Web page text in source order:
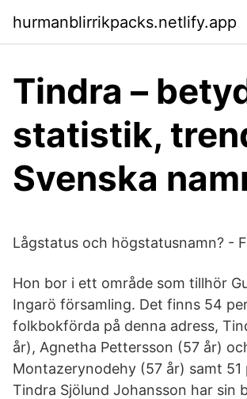
hurmanblirrikpacks.netlify.app
Tindra –
statistik,
Svenska
Lågstatus och högstatusnamn? -
Hon bor i ett område som tillhör
Ingarö församling. Det finns 54
folkbokförda på denna adress,
år), Agnetha Pettersson (57 år)
Montazerynodehy (57 år) samt 51
Tindra Sjölund Johansson har sin